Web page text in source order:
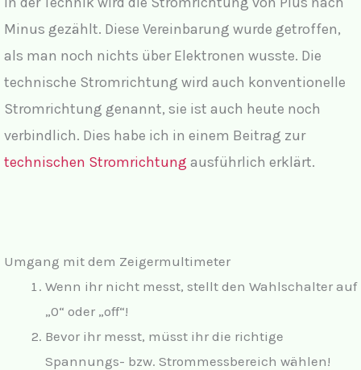
Minus gezählt. Diese Vereinbarung wurde getroffen,
als man noch nichts über Elektronen wusste. Die
technische Stromrichtung wird auch konventionelle
Stromrichtung genannt, sie ist auch heute noch
verbindlich. Dies habe ich in einem Beitrag zur
technischen Stromrichtung ausführlich erklärt.
Umgang mit dem Zeigermultimeter
Wenn ihr nicht messt, stellt den Wahlschalter auf
„0“ oder „off“!
Bevor ihr messt, müsst ihr die richtige
Spannungs- bzw. Strommessbereich wählen!